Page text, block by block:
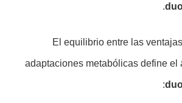
.
El equilibrio entre las
adaptaciones metabólicas define el
: